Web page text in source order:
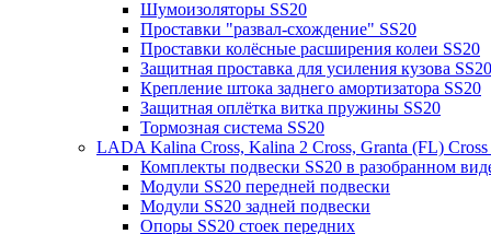
Шумоизоляторы SS20
Проставки "развал-схождение" SS20
Проставки колёсные расширения колеи SS20
Защитная проставка для усиления кузова SS20
Крепление штока заднего амортизатора SS20
Защитная оплётка витка пружины SS20
Тормозная система SS20
LADA Kalina Cross, Kalina 2 Cross, Granta (FL) Cross
Комплекты подвески SS20 в разобранном
Модули SS20 передней подвески
Модули SS20 задней подвески
Опоры SS20 стоек передних